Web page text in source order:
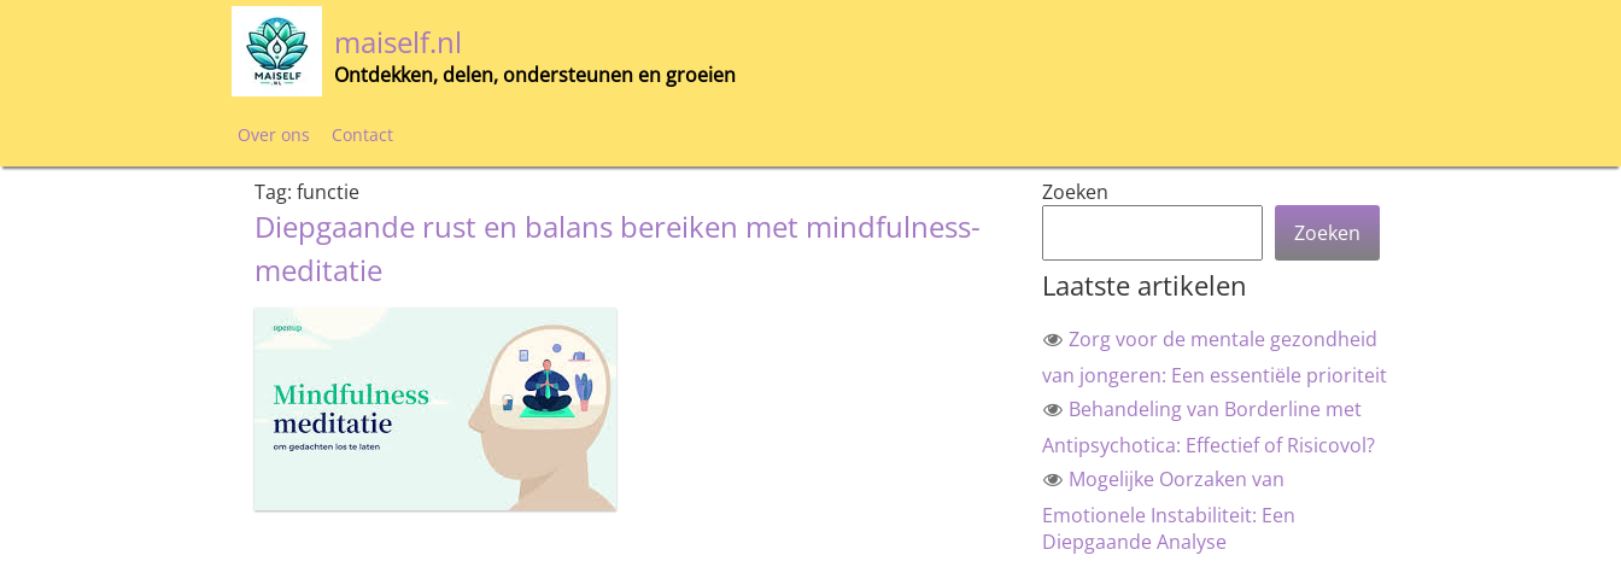
maiself.nl
Ontdekken, delen, ondersteunen en groeien
Over ons Contact
Tag:functie
Diepgaande rust en balans bereiken met mindfulness-
meditatie
Zoeken
Zoeken
Laatste artikelen
Zorg voor de mentale gezondheid
van jongeren: Een essentiële prioriteit
Behandeling van Borderline met
Antipsychotica: Effectief of Risicovol?
Mogelijke Oorzaken van
Emotionele Instabiliteit: Een
Diepgaande Analyse